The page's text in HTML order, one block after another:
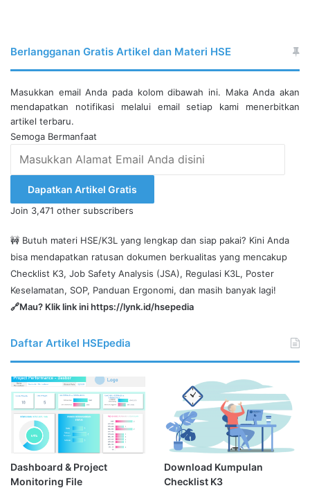
Berlangganan Gratis Artikel dan Materi HSE
Masukkan email Anda pada kolom dibawah ini. Maka Anda akan
mendapatkan notifikasi melalui email setiap kami menerbitkan
artikel terbaru.
Semoga Bermanfaat
Alamat
Anda
disini
Dapatkan Artikel Gratis
Join 3,471 other subscribers
🚧 Butuh materi HSE/K3L yang lengkap dan siap pakai? Kini Anda
bisa mendapatkan ratusan dokumen berkualitas yang mencakup
Checklist K3, Job Safety Analysis (JSA), Regulasi K3L, Poster
Keselamatan, SOP, Panduan Ergonomi, dan masih banyak lagi!
🔗Mau? Klik link inihttps://lynk.id/hsepedia
Daftar Artikel HSEpedia
Dashboard & Project
Monitoring File
Download Kumpulan
Checklist K3